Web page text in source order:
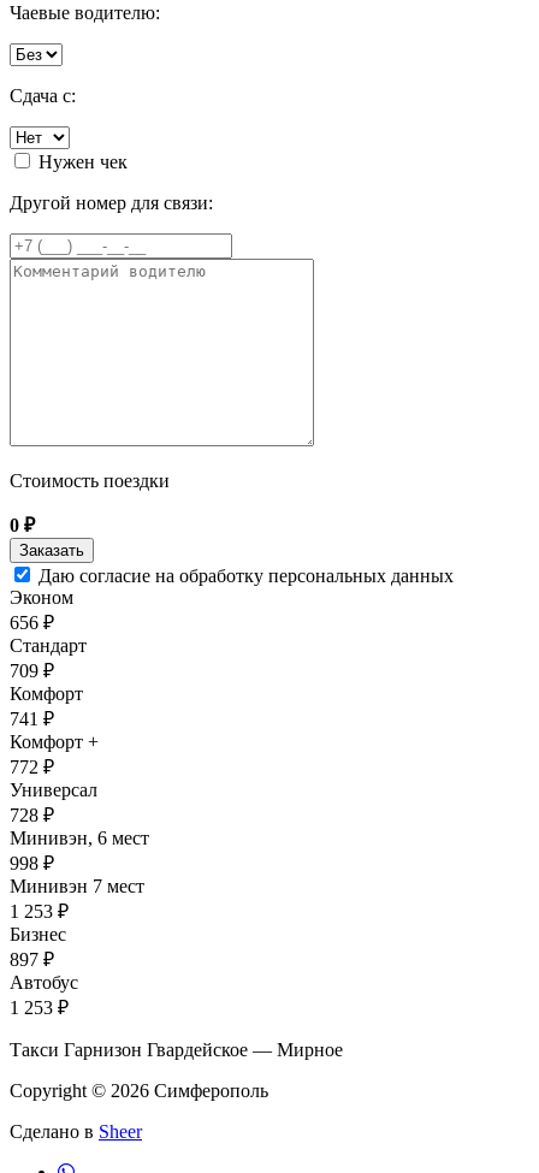
Чаевые водителю:
Сдача с:
Нужен чек
Другой номер для связи:
Стоимость поездки
0 ₽
Даю согласие на обработку персональных данных
Эконом
656 ₽
Стандарт
709 ₽
Комфорт
741 ₽
Комфорт +
772 ₽
Универсал
728 ₽
Минивэн, 6 мест
998 ₽
Минивэн 7 мест
1 253 ₽
Бизнес
897 ₽
Автобус
1 253 ₽
Такси Гарнизон Гвардейское — Мирное
Copyright © 2026 Симферополь
Сделано в Sheer